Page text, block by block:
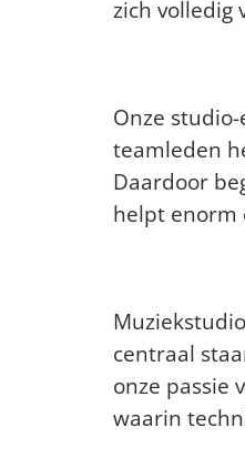
zich volledig
Onze
teamleden
Daardoor
helpt enorm
centraal
onze passie
waarin